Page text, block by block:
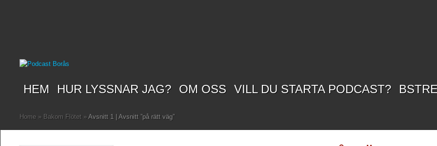
HEM HUR LYSSNAR JAG? OM OSS VILL DU STARTA PODCAST?
Home » Bakom Flötet » Avsnitt 1 | Avsnitt ”på rätt väg”